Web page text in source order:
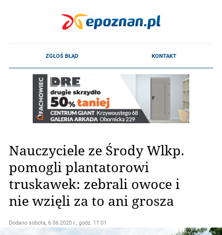
Nauczyciele ze Środy Wlkp.
pomogli plantatorowi
truskawek: zebrali owoce i
nie wzięli za to ani grosza
Dodano sobota, 6.06.2020 r., godz. 17.01